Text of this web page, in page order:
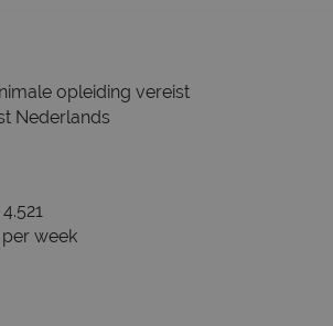
opleiding vereist
Nederlands
week